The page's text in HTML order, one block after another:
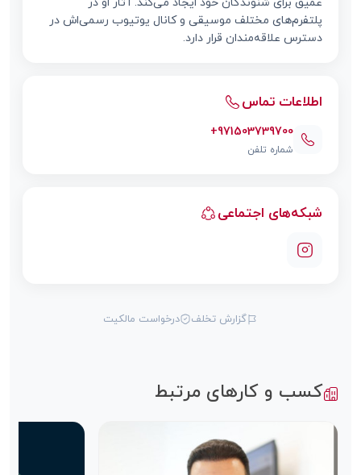
پلتفرم‌های مختلف موسیقی و کانال یوتیوب رسمی‌اش در
دسترس علاقه‌مندان قرار دارد.
اطلاعات تماس
+971503739700
شماره تلفن
شبکه‌های اجتماعی
گزارش تخلف درخواست مالکیت
کسب و کارهای مرتبط